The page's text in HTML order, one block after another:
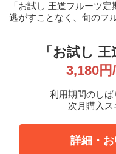
「お試し 王道フルーツ
逃がすことなく、旬のフ
「お試し
3,180円
利用期間のし
次月購入
詳細・